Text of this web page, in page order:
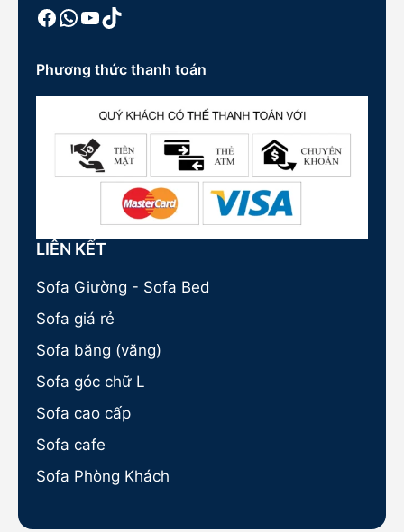
Facebook
WhatsApp
Youtube
TikTok
Phương thức thanh toán
LIÊN KẾT
Sofa Giường - Sofa Bed
Sofa giá rẻ
Sofa băng (văng)
Sofa góc chữ L
Sofa cao cấp
Sofa cafe
Sofa Phòng Khách